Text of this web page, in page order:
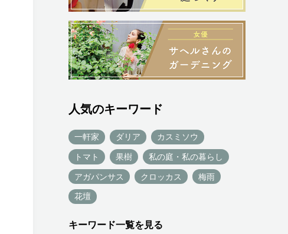
人気のキーワード
一軒家 ダリア カスミソウ
トマト 果樹 私の庭・私の暮らし
アガパンサス クロッカス 梅雨
花壇
キーワード一覧を見る